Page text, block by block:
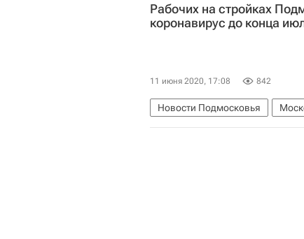
Рабочих на стройках
коронавирус до конца
11 июня 2020, 17:08 842
Новости Подмосковья
Московская областная дума